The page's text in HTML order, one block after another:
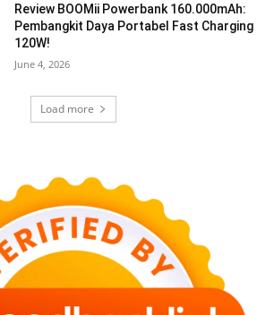
Review BOOMii Powerbank 160.000mAh:
Pembangkit Daya Portabel Fast Charging
120W!
June 4, 2026
Load more